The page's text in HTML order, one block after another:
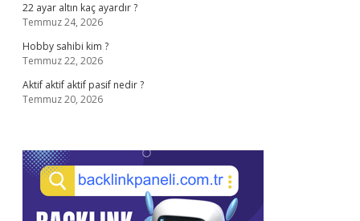
22 ayar altın kaç ayardır ?
Temmuz 24, 2026
Hobby sahibi kim ?
Temmuz 22, 2026
Aktif aktif aktif pasif nedir ?
Temmuz 20, 2026